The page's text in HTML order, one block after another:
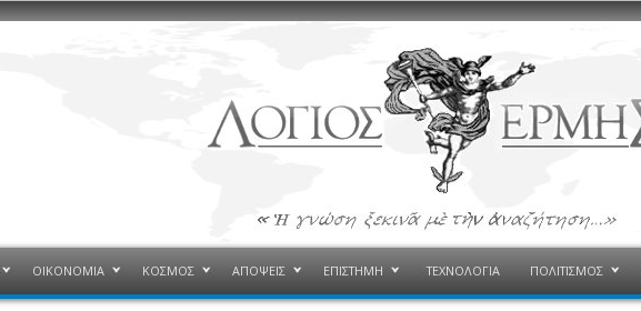
ΟΙΚΟΝΟΜΙΑ ΚΟΣΜΟΣ ΑΠΟΨΕΙΣ ΕΠΙΣΤΗΜΗ ΤΕΧΝΟΛΟΓΙΑ ΠΟΛΙΤΙΣΜΟΣ